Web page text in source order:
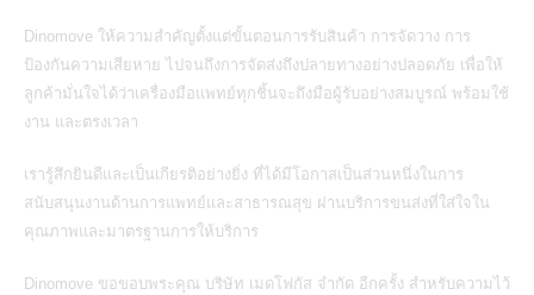
Dinomove ให้ความสำคัญตั้งแต่ขั้นตอนการรับสินค้า การจัดวาง การ
ป้องกันความเสียหาย ไปจนถึงการจัดส่งถึงปลายทางอย่างปลอดภัย เพื่อให้
ลูกค้ามั่นใจได้ว่าเครื่องมือแพทย์ทุกชิ้นจะถึงมือผู้รับอย่างสมบูรณ์ พร้อมใช้
งาน และตรงเวลา
เรารู้สึกยินดีและเป็นเกียรติอย่างยิ่ง ที่ได้มีโอกาสเป็นส่วนหนึ่งในการ
สนับสนุนงานด้านการแพทย์และสาธารณสุข ผ่านบริการขนส่งที่ใส่ใจใน
คุณภาพและมาตรฐานการให้บริการ
Dinomove ขอขอบพระคุณ บริษัท เมดโฟกัส จำกัด อีกครั้ง สำหรับความไว้